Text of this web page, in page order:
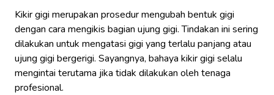
Kikir gigi merupakan prosedur mengubah bentuk gigi
dengan cara mengikis bagian ujung gigi. Tindakan ini sering
dilakukan untuk mengatasi gigi yang terlalu panjang atau
ujung gigi bergerigi. Sayangnya, bahaya kikir gigi selalu
mengintai terutama jika tidak dilakukan oleh tenaga
profesional.